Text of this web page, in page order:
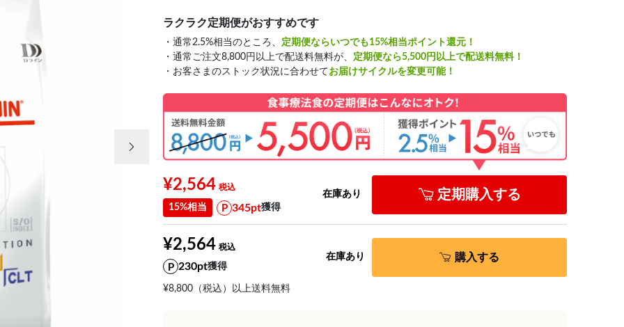
ラクラク定期便がおすすめです
・通常2.5%相当のところ、 定期便ならいつでも15%相当ポイント還元！
・通常ご注文8,800円以上で配送料無料が、 定期便なら5,500円以上で配送料無料！
・お客さまのストック状況に合わせてお届けサイクルを変更可能！
¥2,564
15%相当 345pt獲得
在庫あり 定期購入する
¥2,564
230pt獲得
¥8,800（税込）以上送料無料
在庫あり 購入する